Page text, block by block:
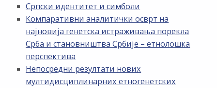
Српски идентитет и симболи
Компаративни аналитички осврт на
најновија генетска истраживања порекла
Срба и становништва Србије – етнолошка
перспектива
Непосредни резултати нових
мултидисциплинарних етногенетских